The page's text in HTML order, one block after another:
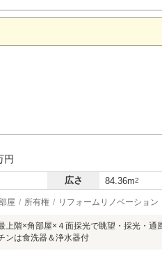
円
広さ 84.36m2
屋 所有権 リフォームリノベーション
上階×角部屋×４面採光で眺望・採光・
ンは食洗器＆浄水器付